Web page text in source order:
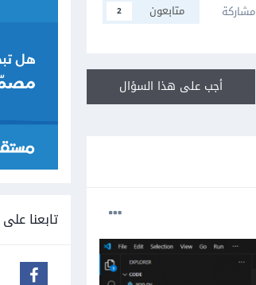
مشاركة متابعون 2
أجب على هذا السؤال
تابعنا على